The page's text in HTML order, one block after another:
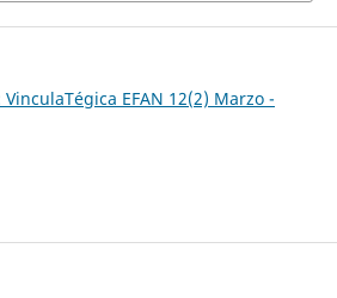
EFAN 12(2) Marzo -